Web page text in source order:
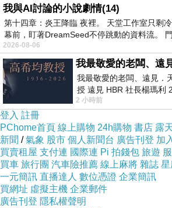
多看他們所寫增進自己的文筆，
看看慕松-北北草堂的商旅行腳隨筆可
最後不求個人新聞台日後有什麼新功能
只期盼能維持現狀不要服務終止就好，
這些都是新聞台台長多年經營
仍在營運的部落格
PCHOME個人新聞台
成立:2004年
隨意窩Xuite日誌
成立：2005年
我與AI討論的小說劇情(14)
第十四章：炎王降臨 夜裡。 天堂工作室只剩
幕前，盯著DreamSeed不停跳動的資料流。
2026-08-06
我最敬愛的老闆、遠見．
授 遠見 HBR 社長楊瑪利
老闆、遠見．天下文化創
2 小時前
登入 註冊
PChome首頁 線上購物 24h購物 書店 露
新聞 /氣象 股市 個人新聞台 廣告刊登 加
買賣租屋 支付連 國際連 Pi 拍錢包 旅遊
買車 旅行團 汽車險推薦 線上麻將 雜誌 星
一元簡訊 直播達人 數位憑證 企業簡訊
買網址 虛擬主機 企業郵件
廣告刊登 隱私權聲明